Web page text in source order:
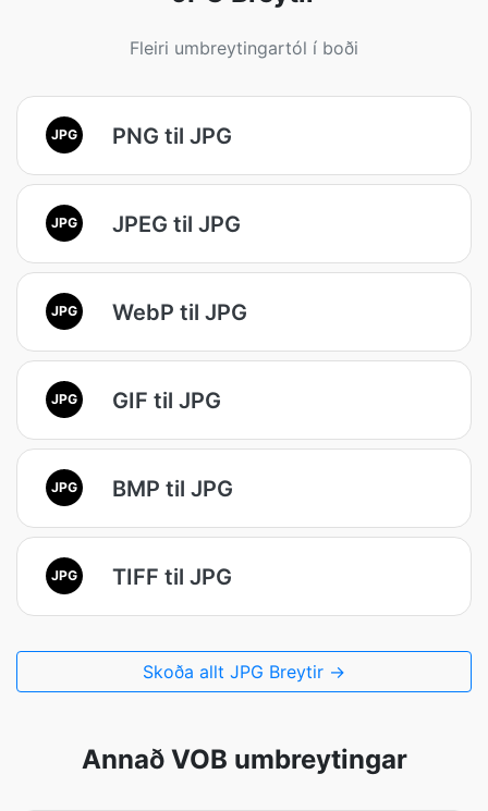
Fleiri umbreytingartól í boði
JPG PNG til JPG
JPG JPEG til JPG
JPG WebP til JPG
JPG GIF til JPG
JPG BMP til JPG
JPG TIFF til JPG
Skoða allt JPG Breytir →
Annað VOB umbreytingar